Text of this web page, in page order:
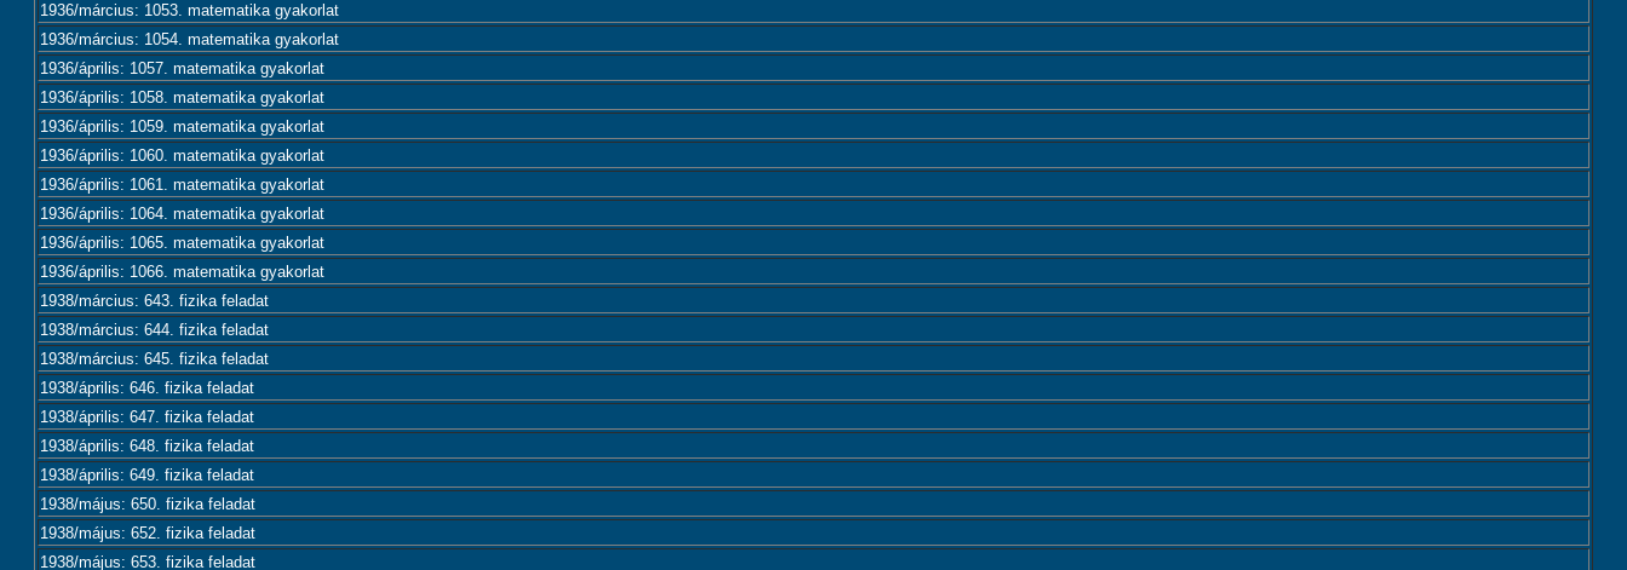
1936/március: 1053. matematika gyakorlat
1936/március: 1054. matematika gyakorlat
1936/április: 1057. matematika gyakorlat
1936/április: 1058. matematika gyakorlat
1936/április: 1059. matematika gyakorlat
1936/április: 1060. matematika gyakorlat
1936/április: 1061. matematika gyakorlat
1936/április: 1064. matematika gyakorlat
1936/április: 1065. matematika gyakorlat
1936/április: 1066. matematika gyakorlat
1938/március: 643. fizika feladat
1938/március: 644. fizika feladat
1938/március: 645. fizika feladat
1938/április: 646. fizika feladat
1938/április: 647. fizika feladat
1938/április: 648. fizika feladat
1938/április: 649. fizika feladat
1938/május: 650. fizika feladat
1938/május: 652. fizika feladat
1938/május: 653. fizika feladat